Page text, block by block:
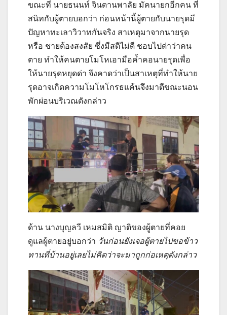
ขณะที่ นายธนนท์ จินดานพาลัย มัคนายกอีกคน ที่
สนิทกับผู้ตายบอกว่า ก่อนหน้านี้ผู้ตายกับนายรุดมี
ปัญหาทะเลาวิวาทกันจริง สาเหตุมาจากนายรุด
หรือ ชายต้องสงสัย ซึ่งมีสติไม่ดี ชอบไปด่าว่าคน
ตาย ทำให้คนตายโมโหเอามือค้ำคอนายรุดเพื่อ
ให้นายรุดหยุดด่า จึงคาดว่าเป็นสาเหตุที่ทำให้นาย
รุดอาจเกิดความโมโหโกรธแค้นจึงมาตีขณะนอน
พักผ่อนบริเวณดังกล่าว
ด้าน นางบุญลวี เหมสมิติ ญาติของผู้ตายที่คอย
ดูแลผู้ตายอยู่บอกว่า วันก่อนยังเจอผู้ตายไปขอข้าว
ทานที่บ้านอยู่เลยไม่คิดว่าจะมาถูกก่อเหตุดังกล่าว